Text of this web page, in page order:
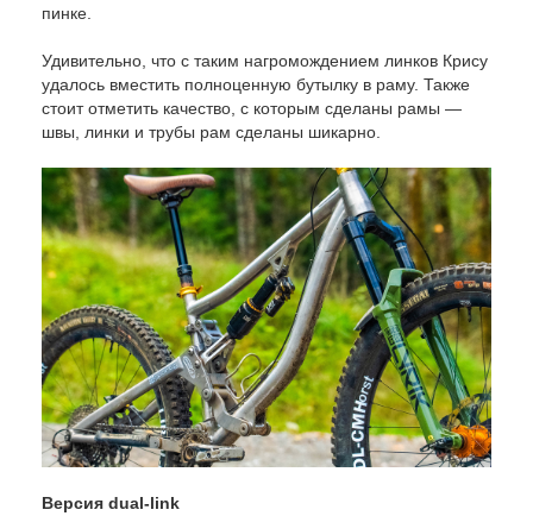
пинке.
Удивительно, что с таким нагромождением линков Крису
удалось вместить полноценную бутылку в раму. Также
стоит отметить качество, с которым сделаны рамы —
швы, линки и трубы рам сделаны шикарно.
Версия dual-link